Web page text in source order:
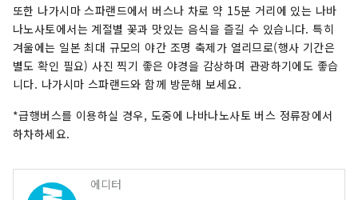
또한 나가시마 스파랜드에서 버스나 차로 약 15분 거리에 있는 나바
나노사토에서는 계절별 꽃과 맛있는 음식을 즐길 수 있습니다. 특히
겨울에는 일본 최대 규모의 야간 조명 축제가 열리므로(행사 기간은
별도 확인 필요) 사진 찍기 좋은 야경을 감상하며 관광하기에도 좋습
니다. 나가시마 스파랜드와 함께 방문해 보세요.
*급행버스를 이용하실 경우, 도중에 나바나노사토 버스 정류장에서
하차하세요.
에디터